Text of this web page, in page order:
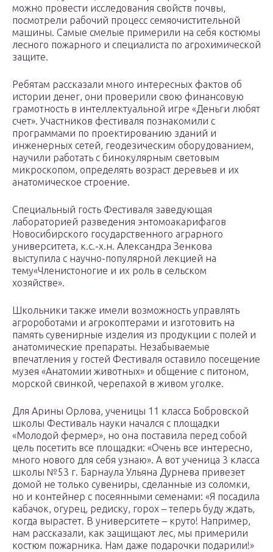
можно провести исследования свойств почвы,
посмотрели рабочий процесс семяочистительной
машины. Самые смелые примерили на себя костюмы
лесного пожарного и специалиста по агрохимической
защите.
Ребятам рассказали много интересных фактов об
истории денег, они проверили свою финансовую
грамотность в интеллектуальной игре «Деньги любят
счет». Участников фестиваля познакомили с
программами по проектированию зданий и
инженерных сетей, геодезическим оборудованием,
научили работать с бинокулярным световым
микроскопом, определять возраст деревьев и их
анатомическое строение.
Специальный гость Фестиваля заведующая
лабораторией разведения энтомоакарифагов
Новосибирского государственного аграрного
университета, к.с.-х.н. Александра Зенкова
выступила с научно-популярной лекцией на
тему«Членистоногие и их роль в сельском
хозяйстве».
Школьники также имели возможность управлять
агророботами и агрокоптерами и изготовить на
память сувенирные изделия из продукции с полей и
анатомические препараты. Незабываемые
впечатления у гостей Фестиваля оставило посещение
музея «Анатомии животных» и общение с питоном,
морской свинкой, черепахой в живом уголке.
Для Арины Орлова, ученицы 11 класса Бобровской
школы Фестиваль науки начался с площадки
«Молодой фермер», но она поставила перед собой
цель посетить все площадки: «Очень все интересно,
много нового для себя узнаю». А вот ученица 3 класса
школы №53 г. Барнаула Ульяна Дурнева привезет
домой не только сувениры, сделанные из соломки,
но и контейнер с посеянными семенами: «Я посадила
кабачок, огурец, редиску, горох – теперь буду ждать,
когда вырастет. В университете – круто! Например,
нам рассказали, как защищают лес, мы примерили
костюм пожарника. Нам даже подарочки подарили!»